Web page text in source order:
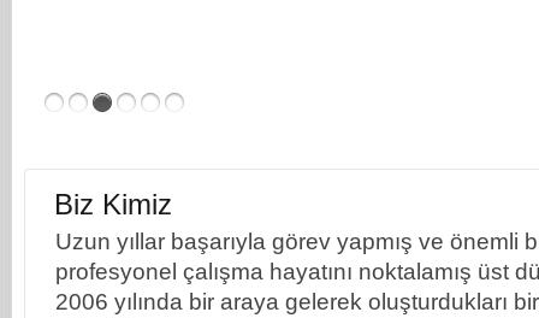
Biz Kimiz
Uzun yıllar başarıyla görev yapmış ve önemli
profesyonel çalışma hayatını noktalamış üst
2006 yılında bir araya gelerek oluşturdukları